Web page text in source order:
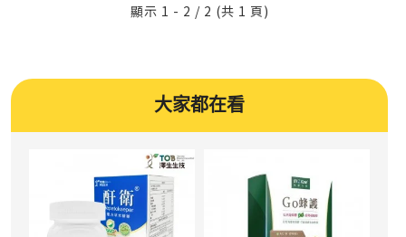
顯示 1 - 2 / 2 (共 1 頁)
大家都在看